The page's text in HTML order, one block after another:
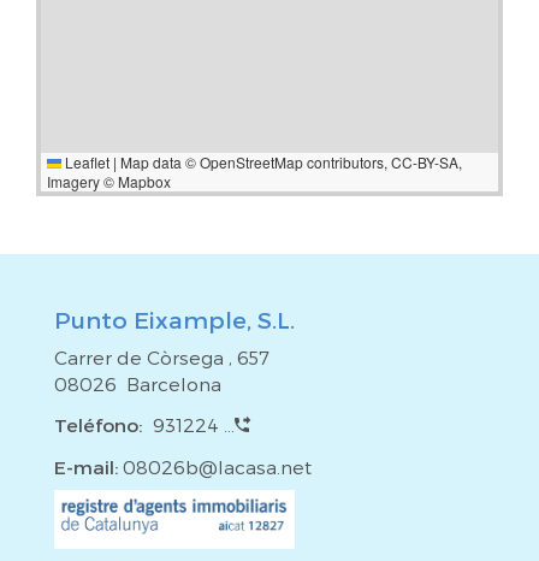
Leaflet | Map data ©OpenStreetMapcontributors, CC-BY-SA,
Imagery © Mapbox
Punto Eixample, S.L.
Carrer de Còrsega , 657
08026 Barcelona
Teléfono: 931224 ...
E-mail: 08026b@lacasa.net